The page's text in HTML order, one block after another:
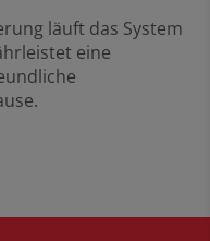
läuft das System
eine